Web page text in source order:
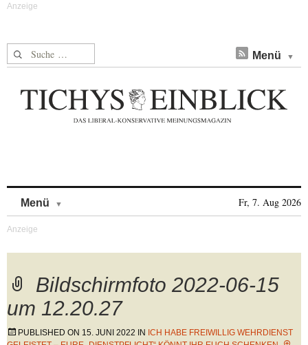
Suche nach: Menü
Menü Fr, 7. Aug 2026
Bildschirmfoto 2022-06-15
um 12.20.27
PUBLISHED ON 15. JUNI 2022 IN ICH HABE FREIWILLIG WEHRDIENST